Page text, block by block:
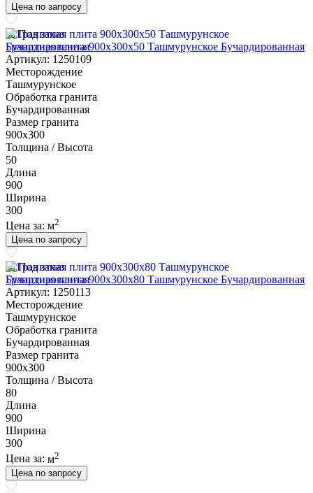
Цена по запросу
Под заказ
Гранитная плита 900х300x50 Ташмурунское Бучардированная
Артикул: 1250109
Месторождение
Ташмурунское
Обработка гранита
Бучардированная
Размер гранита
900х300
Толщина / Высота
50
Длина
900
Ширина
300
Цена за: м2
Цена по запросу
Под заказ
Гранитная плита 900х300x80 Ташмурунское Бучардированная
Артикул: 1250113
Месторождение
Ташмурунское
Обработка гранита
Бучардированная
Размер гранита
900х300
Толщина / Высота
80
Длина
900
Ширина
300
Цена за: м2
Цена по запросу